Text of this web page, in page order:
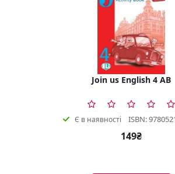
Join us English 4 AB
Є в наявності ISBN:
149₴